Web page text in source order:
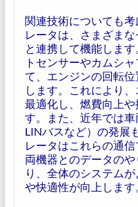
関連技術についても
レータは、さまざま
と連携して機能しま
トセンサーやカムシ
て、エンジンの回転
します。これにより
最適化し、燃費向上
す。また、近年では
LINバスなど）の発展
レータはこれらの通
両機器とのデータの
り、全体のシステム
や快適性が向上します